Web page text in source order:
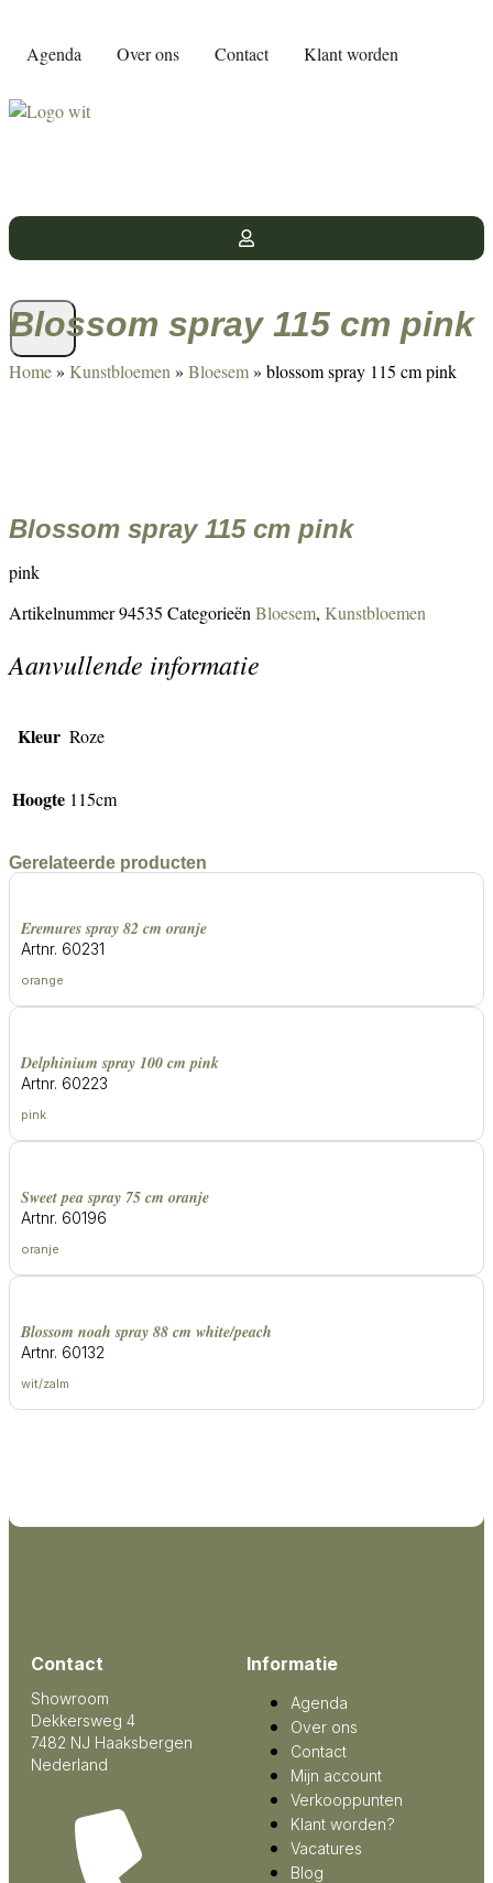
Agenda Over ons Contact Klant worden
blossom spray 115 cm pink
Home» Kunstbloemen » Bloesem» blossom spray 115 cm pink
blossom spray 115 cm pink
pink
Artikelnummer94535 Categorieën Bloesem, Kunstbloemen
Aanvullende informatie
Kleur Roze
Hoogte 115cm
Gerelateerde producten
eremures spray 82 cm oranje
Artnr. 60231
orange
delphinium spray 100 cm pink
Artnr. 60223
pink
sweet pea spray 75 cm oranje
Artnr. 60196
oranje
blossom noah spray 88 cm white/peach
Artnr. 60132
wit/zalm
Contact
Showroom
Dekkersweg 4
7482 NJ Haaksbergen
Nederland
Informatie
Agenda
Over ons
Contact
Mijn account
Verkooppunten
Klant worden?
Vacatures
Blog